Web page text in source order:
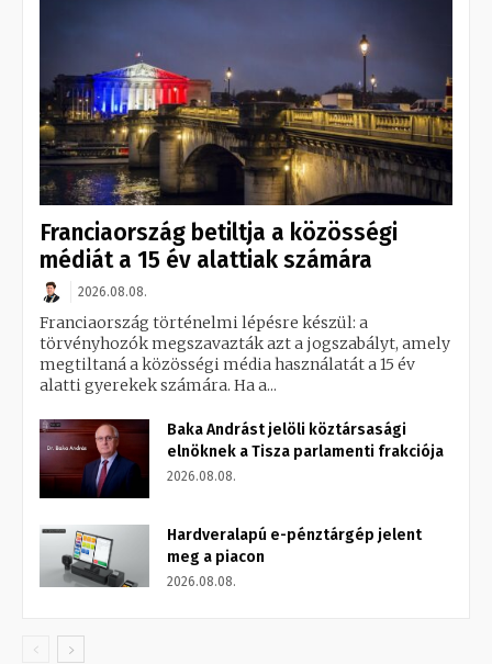
Franciaország betiltja a közösségi
médiát a 15 év alattiak számára
2026.08.08.
Franciaország történelmi lépésre készül: a
törvényhozók megszavazták azt a jogszabályt, amely
megtiltaná a közösségi média használatát a 15 év
alatti gyerekek számára. Ha a...
Baka Andrást jelöli köztársasági
elnöknek a Tisza parlamenti frakciója
2026.08.08.
Hardveralapú e-pénztárgép jelent
meg a piacon
2026.08.08.